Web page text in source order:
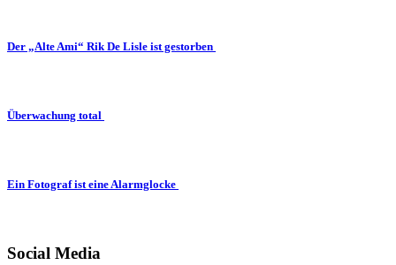
Der „Alte Ami“ Rik De Lisle ist gestorben
Überwachung total
Ein Fotograf ist eine Alarmglocke
Social Media